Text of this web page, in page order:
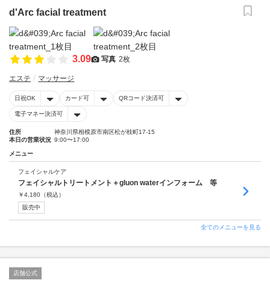
d'Arc facial treatment
3.09 写真 2枚
エステ マッサージ
日祝OK カード可 QRコード決済可
電子マネー決済可
住所
神奈川県相模原市南区松が枝町17-15
本日の営業状況 9:00〜17:00
メニュー
フェイシャルケア
フェイシャルトリートメント＋gluon waterインフォーム 等
￥4,180 （税込）
販売中
全てのメニューを見る
店舗公式